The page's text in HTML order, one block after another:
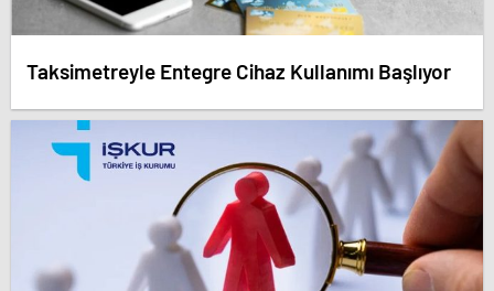
Taksimetreyle Entegre Cihaz Kullanımı Başlıyor